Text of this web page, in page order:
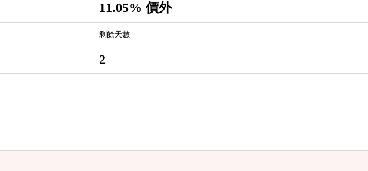
11.05% 價外
剩餘天數
2